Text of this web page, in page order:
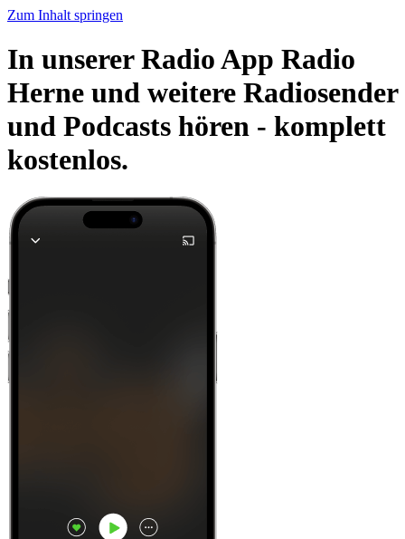
Zum Inhalt springen
In unserer Radio App Radio
Herne und weitere Radiosender
und Podcasts hören - komplett
kostenlos.